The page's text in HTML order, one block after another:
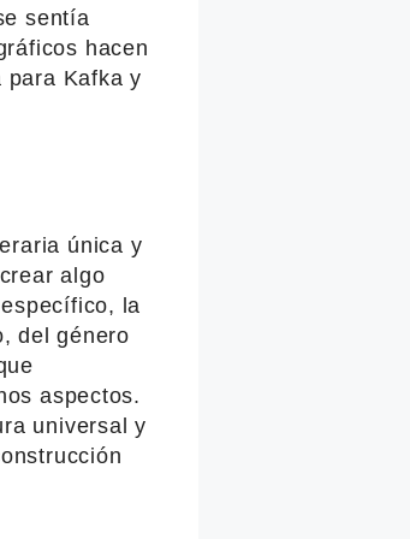
sentía
hacen
para Kafka y
única y
algo
la
del género
aspectos.
universal y